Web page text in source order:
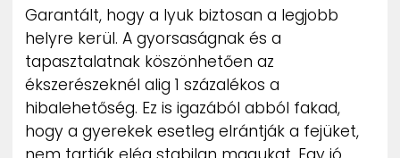
Garantált, hogy a lyuk biztosan a legjobb
helyre kerül. A gyorsaságnak és a
tapasztalatnak köszönhetően az
ékszerészeknél alig 1 százalékos a
hibalehetőség. Ez is igazából abból fakad,
hogy a gyerekek esetleg elrántják a fejüket,